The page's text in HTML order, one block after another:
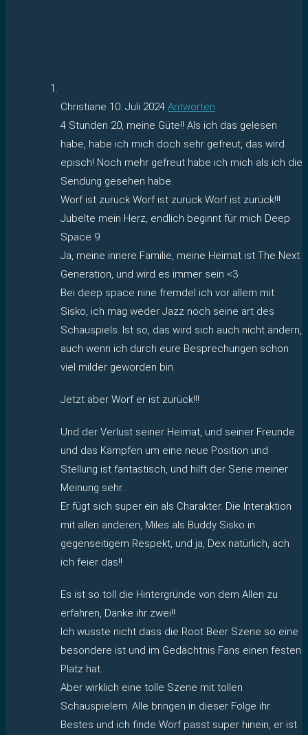
Christiane 10. Juli 2024 Antworten
4 Stunden 20, meine Güte!! Als ich das gelesen
habe, habe ich mich doch sehr gefreut, das wird
episch! Noch mehr gefreut habe ich mich als ich die
Sendung gesehen habe.
Worf ist zurück Worf ist zurück Worf ist zurück!!!
Jubelte mein Herz, endlich beginnt für mich Deep
Space 9.
Ja, meine innere Familie, meine Heimat ist The Next
Generation, und wird es immer sein <3
Bei deep space nine fremdel ich vor allem mit
Sisko, ich mag weder Jazz noch seine art des
Schauspiels. Ist so, das wird sich auch nicht ändern,
auch wenn ich durch eure Besprechungen schon
viel milder geworden bin.
Jetzt aber Worf er ist zurück!!!
Und der Verlust seiner Heimat, und seiner Freunde
und das Kämpfen um eine neue Position und
Stellung ist fantastisch, und hilft der Serie meiner
Meinung sehr.
Er fügt sich super ein als Charakter. Die Interaktion
mit allen anderen, Miles als Buddy Sisko in
gegenseitigem Respekt, und ja, Dex natürlich, ach
ich feier das!!
Es ist so toll die Hintergründe von dem Allen zu
erfahren, Danke ihr zwei!!
Ich wusste nicht dass die Root Beer Szene so eine
besondere ist und im Gedächtnis Fans einen festen
Platz hat.
Aber wirklich eine tolle Szene mit tollen
Schauspielern. Alle bringen in dieser Folge ihr
Bestes und ich finde Worf passt super hinein, er ist